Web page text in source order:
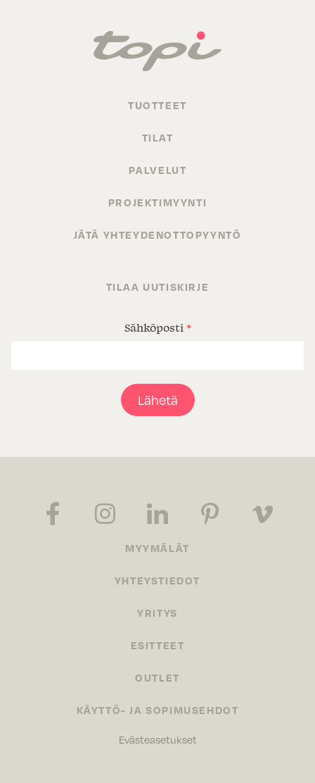
TUOTTEET
TILAT
PALVELUT
PROJEKTIMYYNTI
JÄTÄ YHTEYDENOTTOPYYNTÖ
TILAA UUTISKIRJE
Sähköposti *
Lähetä
MYYMÄLÄT
YHTEYSTIEDOT
YRITYS
ESITTEET
OUTLET
KÄYTTÖ- JA SOPIMUSEHDOT
Evästeasetukset